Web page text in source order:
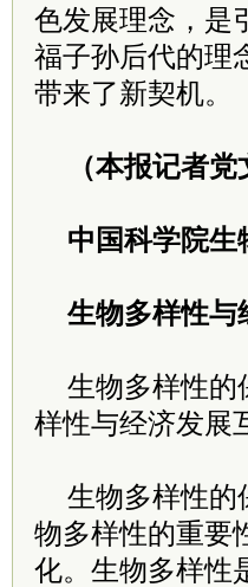
色发展理念，是
福子孙后代的理
带来了新契机。
（本报记者党
中国科学院生
生物多样性与
生物多样性的
样性与经济发展
生物多样性的
物多样性的重要
化。生物多样性